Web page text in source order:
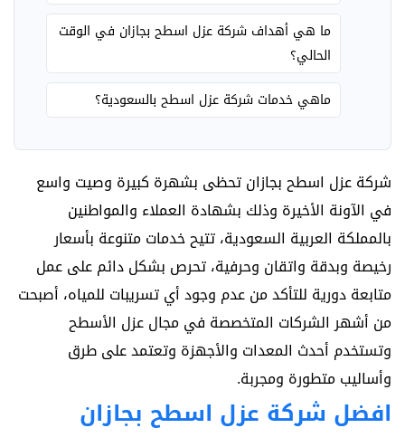
ما هي أهداف شركة عزل اسطح بجازان في الوقت
الحالي؟
ماهي خدمات شركة عزل اسطح بالسعودية؟
شركة عزل اسطح بجازانتحظى بشهرة كبيرة وصيت واسع
في الآونة الأخيرة وذلك بشهادة العملاء والمواطنين
بالمملكة العربية السعودية، تتيح خدمات متنوعة بأسعار
رخيصة وبدقة واتقان وحرفية، تحرص بشكل دائم على عمل
متابعة دورية للتأكد من عدم وجود أي تسريبات للمياه، أصبحت
من أشهر الشركات المتخصصة في مجال عزل الأسطح
وتستخدم أحدث المعدات والأجهزة وتعتمد على طرق
وأساليب متطورة ومجربة.
افضل شركة عزل اسطح بجازان